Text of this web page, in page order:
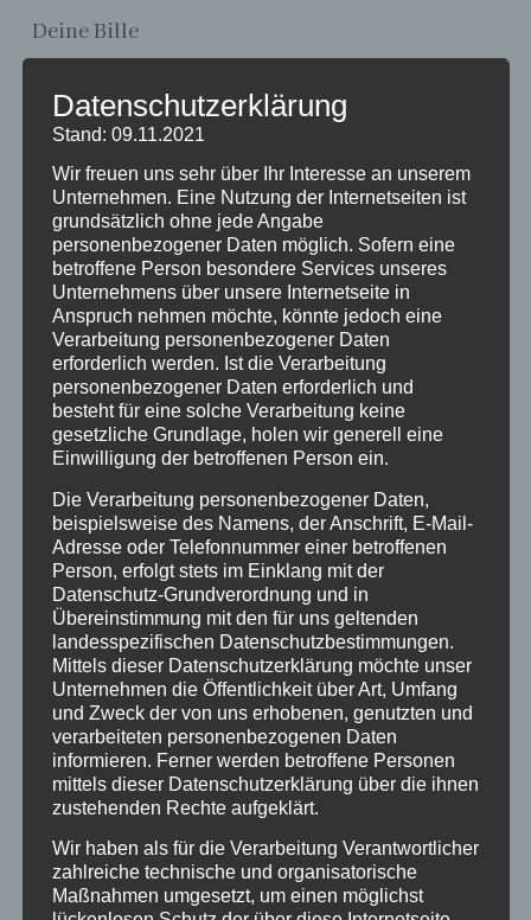
Deine Bille
Schreibe einen
Kommentar
Deine E-Mail-Adresse wird nicht veröffentlicht.
Erforderliche Felder sind mit*markiert
Kommentar*
Name*
E-Mail-Adresse*
Website
Name, E-Mail-Adresse und Website in diesem
Datenschutzerklärung
Stand: 09.11.2021
Wir freuen uns sehr über Ihr Interesse an unserem
Unternehmen. Eine Nutzung der Internetseiten ist
grundsätzlich ohne jede Angabe
personenbezogener Daten möglich. Sofern eine
betroffene Person besondere Services unseres
Unternehmens über unsere Internetseite in
Anspruch nehmen möchte, könnte jedoch eine
Verarbeitung personenbezogener Daten
erforderlich werden. Ist die Verarbeitung
personenbezogener Daten erforderlich und
besteht für eine solche Verarbeitung keine
gesetzliche Grundlage, holen wir generell eine
Einwilligung der betroffenen Person ein.
Die Verarbeitung personenbezogener Daten,
beispielsweise des Namens, der Anschrift, E-Mail-
Adresse oder Telefonnummer einer betroffenen
Person, erfolgt stets im Einklang mit der
Datenschutz-Grundverordnung und in
Übereinstimmung mit den für uns geltenden
landesspezifischen Datenschutzbestimmungen.
Mittels dieser Datenschutzerklärung möchte unser
Unternehmen die Öffentlichkeit über Art, Umfang
und Zweck der von uns erhobenen, genutzten und
verarbeiteten personenbezogenen Daten
informieren. Ferner werden betroffene Personen
mittels dieser Datenschutzerklärung über die ihnen
zustehenden Rechte aufgeklärt.
Wir haben als für die Verarbeitung Verantwortlicher
zahlreiche technische und organisatorische
Maßnahmen umgesetzt, um einen möglichst